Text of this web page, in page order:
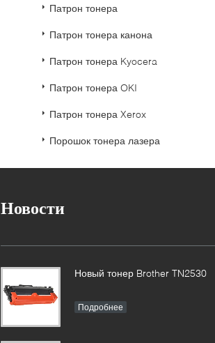
Патрон тонера
Патрон тонера канона
Патрон тонера Kyocera
Патрон тонера OKI
Патрон тонера Xerox
Порошок тонера лазера
Новости
Новый тонер Brother TN2530
Подробнее